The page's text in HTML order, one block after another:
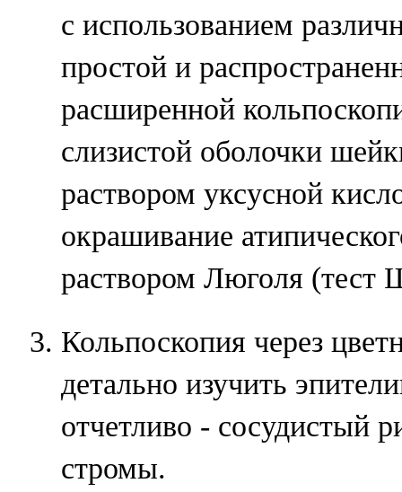
с использованием
простой и
расширенной
слизистой оболочки
раствором уксусной
окрашивание
раствором Люголя
Кольпоскопия через
детально изучить
отчетливо - сосудистый
стромы.